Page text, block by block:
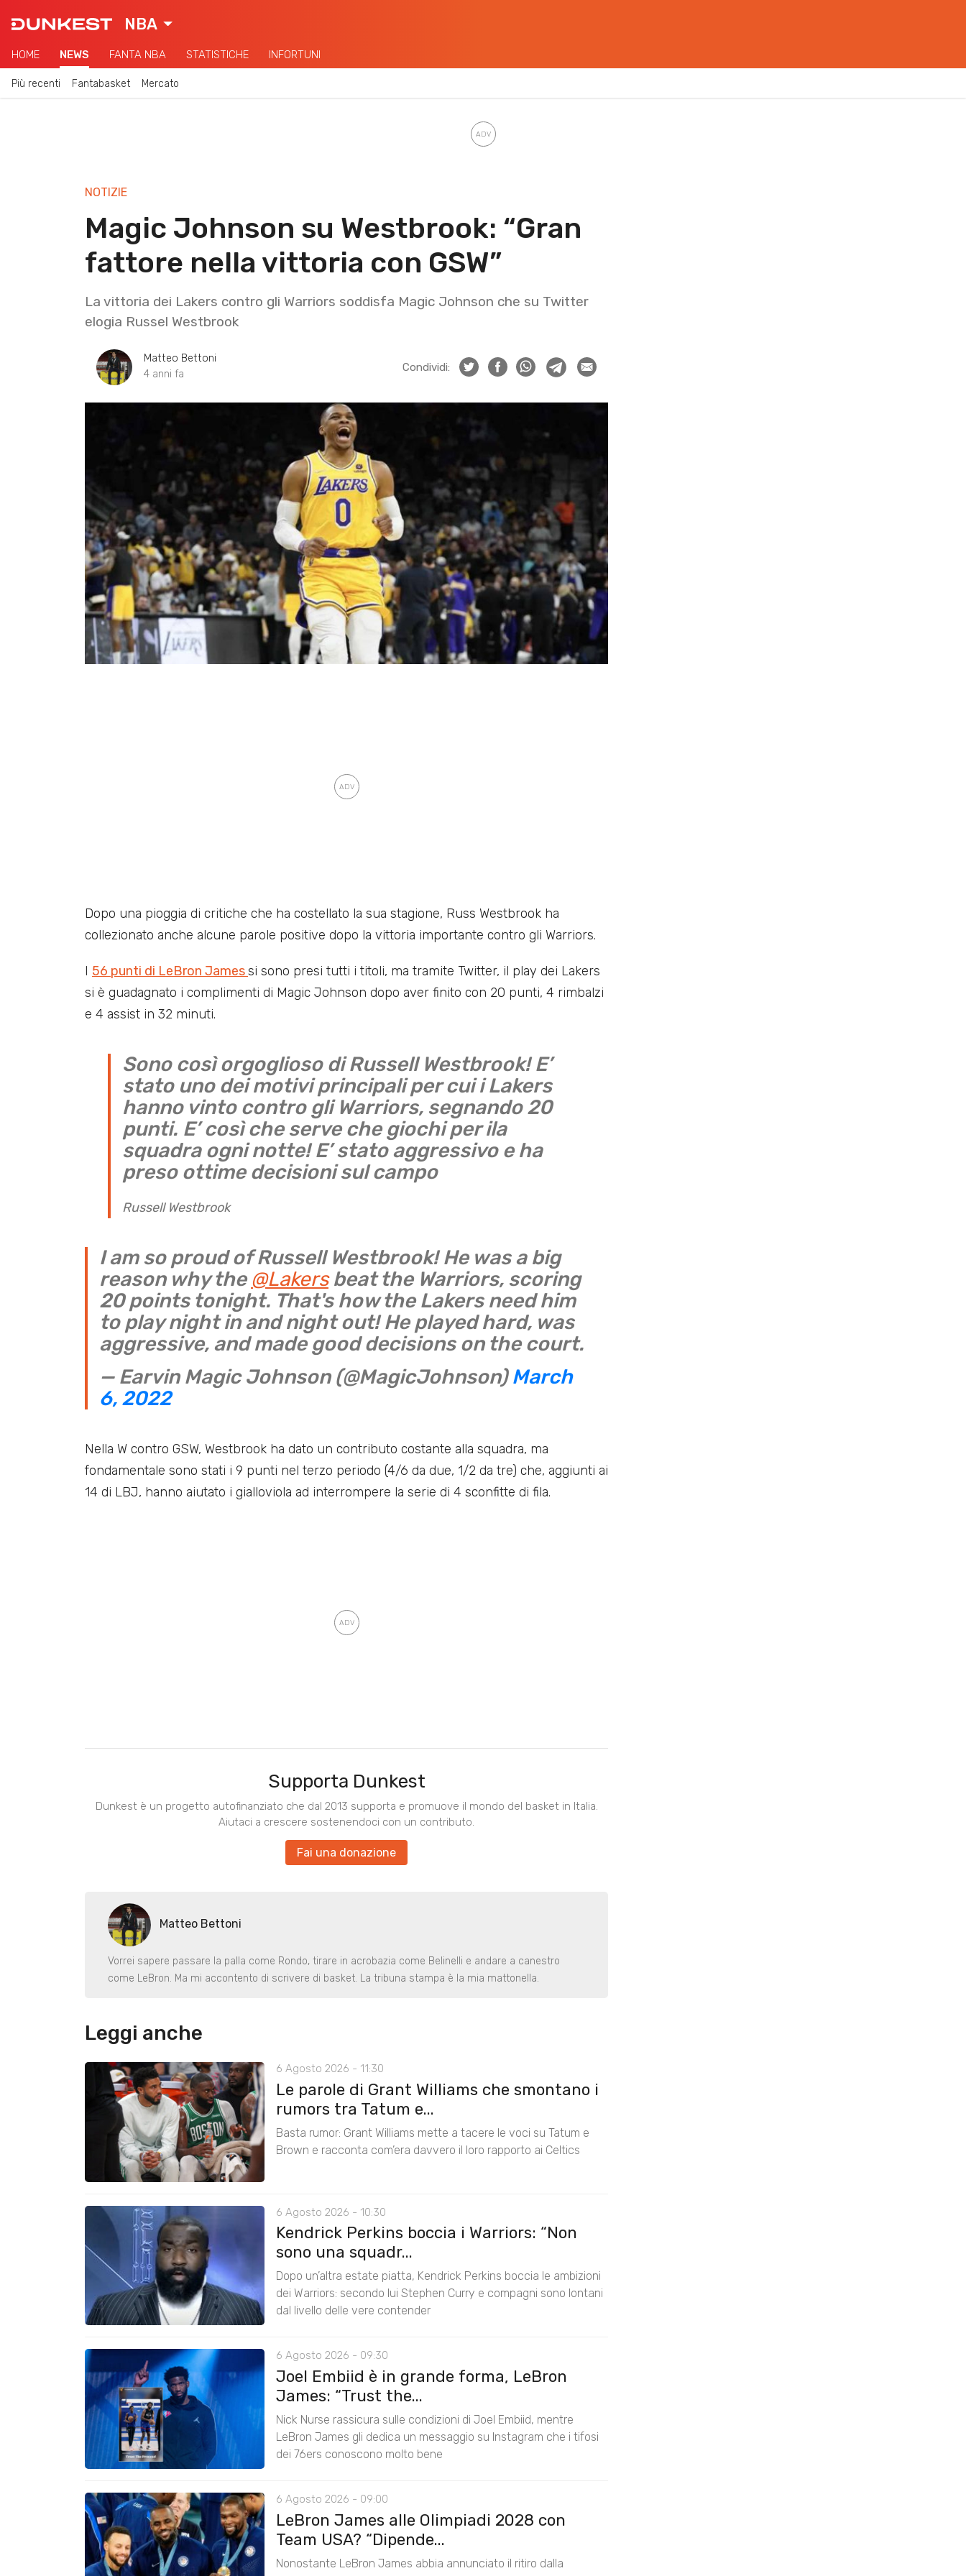
NBA
HOME NEWS FANTA NBA STATISTICHE INFORTUNI
Più recenti Fantabasket Mercato
NOTIZIE
Magic Johnson su Westbrook: “Gran
fattore nella vittoria con GSW”
La vittoria dei Lakers contro gli Warriors soddisfa Magic Johnson che su Twitter
elogia Russel Westbrook
Matteo Bettoni
4 anni fa
Condividi:
Dopo una pioggia di critiche che ha costellato la sua stagione, Russ Westbrook ha
collezionato anche alcune parole positive dopo la vittoria importante contro gli Warriors.
I 56 punti di LeBron Jamessi sono presi tutti i titoli, ma tramite Twitter, il play dei Lakers
si è guadagnato i complimenti di Magic Johnson dopo aver finito con 20 punti, 4 rimbalzi
e 4 assist in 32 minuti.
Sono così orgoglioso di Russell Westbrook! E’
stato uno dei motivi principali per cui i Lakers
hanno vinto contro gli Warriors, segnando 20
punti. E’ così che serve che giochi per ila
squadra ogni notte! E’ stato aggressivo e ha
preso ottime decisioni sul campo
Russell Westbrook
I am so proud of Russell Westbrook! He was a big
reason why the@Lakersbeat the Warriors, scoring
20 points tonight. That's how the Lakers need him
to play night in and night out! He played hard, was
aggressive, and made good decisions on the court.
— Earvin Magic Johnson (@MagicJohnson)March
6, 2022
Nella W contro GSW, Westbrook ha dato un contributo costante alla squadra, ma
fondamentale sono stati i 9 punti nel terzo periodo (4/6 da due, 1/2 da tre) che, aggiunti ai
14 di LBJ, hanno aiutato i gialloviola ad interrompere la serie di 4 sconfitte di fila.
Supporta Dunkest
Dunkest è un progetto autofinanziato che dal 2013 supporta e promuove il mondo del basket in Italia.
Aiutaci a crescere sostenendoci con un contributo.
Fai una donazione
Matteo Bettoni
Vorrei sapere passare la palla come Rondo, tirare in acrobazia come Belinelli e andare a canestro
come LeBron. Ma mi accontento di scrivere di basket. La tribuna stampa è la mia mattonella.
Leggi anche
6 Agosto 2026 - 11:30
Le parole di Grant Williams che smontano i
rumors tra Tatum e...
Basta rumor: Grant Williams mette a tacere le voci su Tatum e
Brown e racconta com’era davvero il loro rapporto ai Celtics
6 Agosto 2026 - 10:30
Kendrick Perkins boccia i Warriors: “Non
sono una squadr...
Dopo un’altra estate piatta, Kendrick Perkins boccia le ambizioni
dei Warriors: secondo lui Stephen Curry e compagni sono lontani
dal livello delle vere contender
6 Agosto 2026 - 09:30
Joel Embiid è in grande forma, LeBron
James: “Trust the...
Nick Nurse rassicura sulle condizioni di Joel Embiid, mentre
LeBron James gli dedica un messaggio su Instagram che i tifosi
dei 76ers conoscono molto bene
6 Agosto 2026 - 09:00
LeBron James alle Olimpiadi 2028 con
Team USA? “Dipende...
Nonostante LeBron James abbia annunciato il ritiro dalla